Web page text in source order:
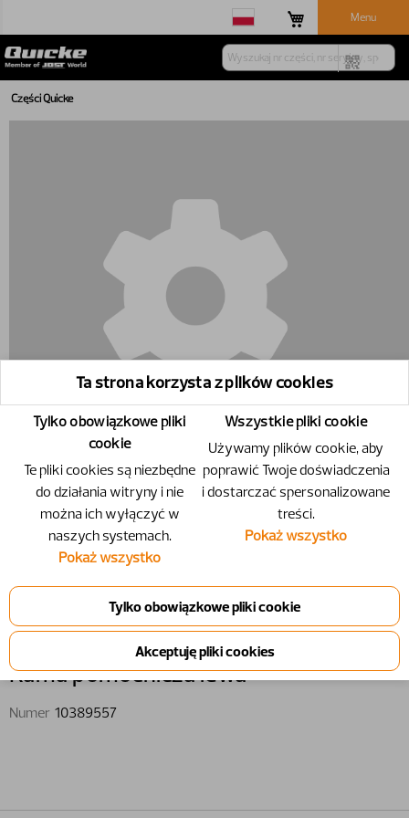
Menu
Części Quicke
10389557 - Rama pomocnicza lewa
Rama pomocnicza lewa
Numer 10389557
Ta strona korzysta z plików cookies
Tylko obowiązkowe pliki
cookie
Te pliki cookies są niezbędne
do działania witryny i nie
można ich wyłączyć w
naszych systemach.
Pokaż wszystko
Wszystkie pliki cookie
Używamy plików cookie, aby
poprawić Twoje doświadczenia
i dostarczać spersonalizowane
treści.
Pokaż wszystko